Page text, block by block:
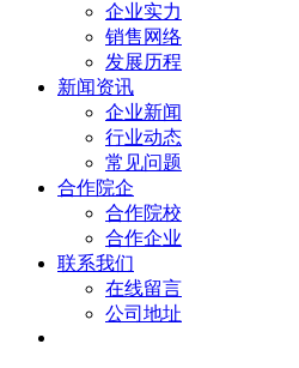
企业实力
销售网络
发展历程
新闻资讯
企业新闻
行业动态
常见问题
合作院企
合作院校
合作企业
联系我们
在线留言
公司地址